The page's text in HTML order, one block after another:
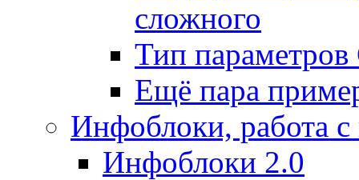
сложного
Тип
Ещё пара
Инфоблоки, работа
Инфоблоки 2.0